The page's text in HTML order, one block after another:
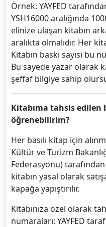
Örnek: YAYFED
YSH16000 aralığında
elinize ulaşan kitabın
aralıkta olmalıdır. Her
Kitabın baskı sayısı bu
Bu sayede yazar olarak
şeffaf bilgiye sahip
Kitabıma tahsis edilen
öğrenebilirim?
Her basılı kitap için
Kültür ve Turizm
Federasyonu)
kitabın yasal olarak
kapağa yapıştırılır.
Kitabınıza özel olarak
numaraları: YAYFED